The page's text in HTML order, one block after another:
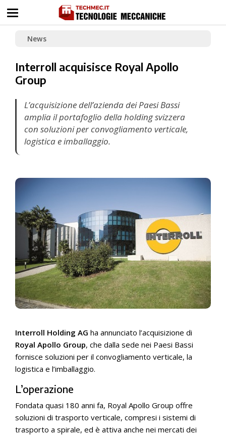
News
Interroll acquisisce Royal Apollo
Group
L’acquisizione dell’azienda dei Paesi Bassi
amplia il portafoglio della holding svizzera
con soluzioni per convogliamento verticale,
logistica e imballaggio.
Interroll Holding AG ha annunciato l’acquisizione di
Royal Apollo Group, che dalla sede nei Paesi Bassi
fornisce soluzioni per il convogliamento verticale, la
logistica e l’imballaggio.
L’operazione
Fondata quasi 180 anni fa, Royal Apollo Group offre
soluzioni di trasporto verticale, compresi i sistemi di
trasporto a spirale, ed è attiva anche nei mercati dei